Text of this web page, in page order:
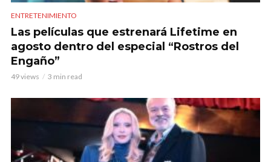
ENTRETENIMIENTO
Las películas que estrenará Lifetime en
agosto dentro del especial “Rostros del
Engaño”
49 views 3 min read